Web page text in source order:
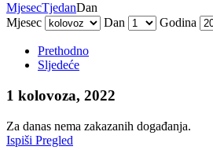
MjesecTjedanDan
Mjesec
Dan Godina
Prethodno
Sljedeće
1 kolovoza, 2022
Za danas nema zakazanih događanja.
Ispiši Pregled